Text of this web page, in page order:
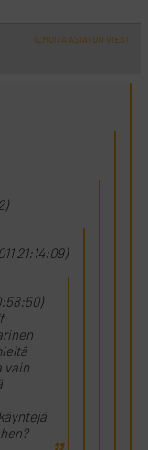
ILMOITA ASIATON VIESTI
21:14:09)
vain